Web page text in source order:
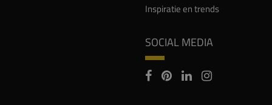
Inspiratie en trends
SOCIAL MEDIA